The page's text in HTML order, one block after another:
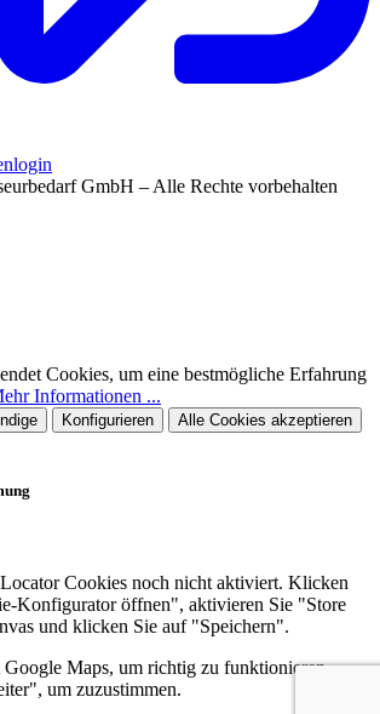
GmbH – Alle Rechte vorbehalten
Cookies, um eine bestmögliche Erfahrung
Informationen ...
Konfigurieren Alle Cookies akzeptieren
Cookies noch nicht aktiviert. Klicken
Konfigurator öffnen", aktivieren Sie "Store
und klicken Sie auf "Speichern".
Google Maps, um richtig zu funktionieren.
um zuzustimmen.